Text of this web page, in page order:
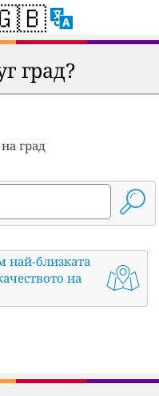
град?
град
най-близката
на